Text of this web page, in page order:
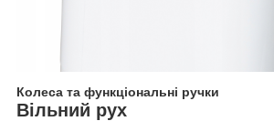
Колеса та функціональні ручки
Вільний рух